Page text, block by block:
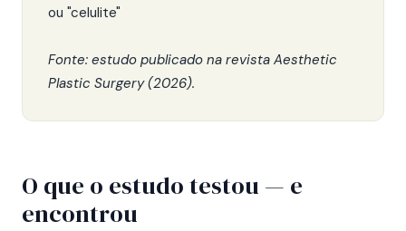
ou "celulite"
Fonte: estudo publicado na revista Aesthetic
Plastic Surgery (2026).
O que o estudo testou — e
encontrou